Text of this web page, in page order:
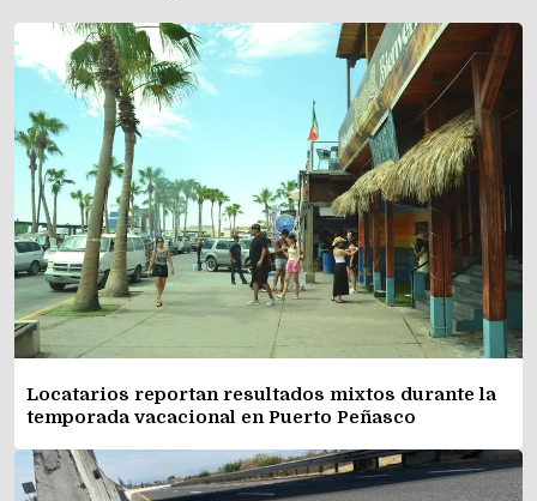
Locatarios reportan resultados mixtos durante la
temporada vacacional en Puerto Peñasco